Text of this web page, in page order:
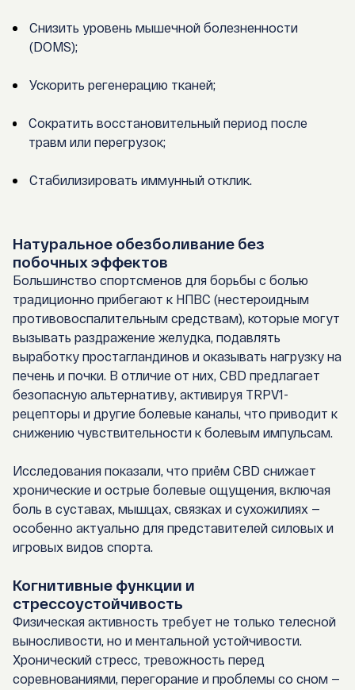
Снизить уровень мышечной болезненности
(DOMS);
Ускорить регенерацию тканей;
Сократить восстановительный период после
травм или перегрузок;
Стабилизировать иммунный отклик.
Натуральное обезболивание без
побочных эффектов
Большинство спортсменов для борьбы с болью
традиционно прибегают к НПВС (нестероидным
противовоспалительным средствам), которые могут
вызывать раздражение желудка, подавлять
выработку простагландинов и оказывать нагрузку на
печень и почки. В отличие от них, CBD предлагает
безопасную альтернативу, активируя TRPV1-
рецепторы и другие болевые каналы, что приводит к
снижению чувствительности к болевым импульсам.
Исследования показали, что приём CBD снижает
хронические и острые болевые ощущения, включая
боль в суставах, мышцах, связках и сухожилиях —
особенно актуально для представителей силовых и
игровых видов спорта.
Когнитивные функции и
стрессоустойчивость
Физическая активность требует не только телесной
выносливости, но и ментальной устойчивости.
Хронический стресс, тревожность перед
соревнованиями, перегорание и проблемы со сном —